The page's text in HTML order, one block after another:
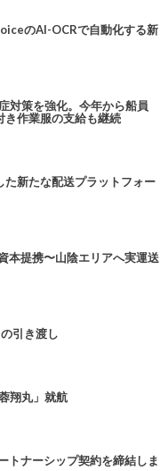
のAI-OCRで自動化する新
対策を強化。今年から船員
き作業服の支給も継続
新たな配送プラットフォー
本提携〜山陰エリアへ実運送
引き渡し
翔丸」就航
トナーシップ契約を締結しま